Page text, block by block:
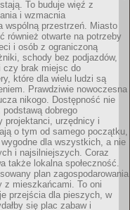
To buduje więź z
i wzmacnia
wspólną przestrzeń. Miasto
również otwarte na potrzeby
i osób z ograniczoną
schody bez podjazdów,
czy brak miejsc do
które dla wielu ludzi są
Prawdziwie nowoczesna
nikogo. Dostępność nie
dobrego
projektanci, urzędnicy i
o tym od samego początku,
dla wszystkich, a nie
i najsilniejszych. Coraz
także lokalna społeczność.
plan zagospodarowania
z mieszkańcami. To oni
przejścia dla pieszych, w
się plac zabaw i